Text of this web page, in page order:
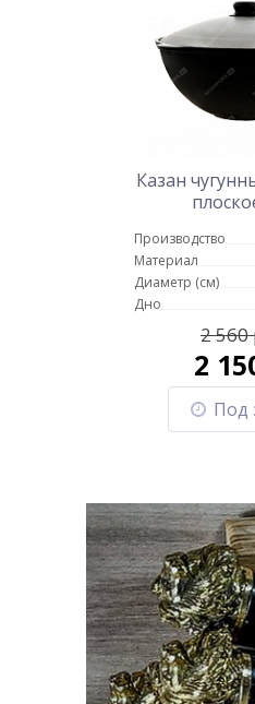
Казан
Производство
Материал
Диаметр (см)
Дно
2 560
2
Под